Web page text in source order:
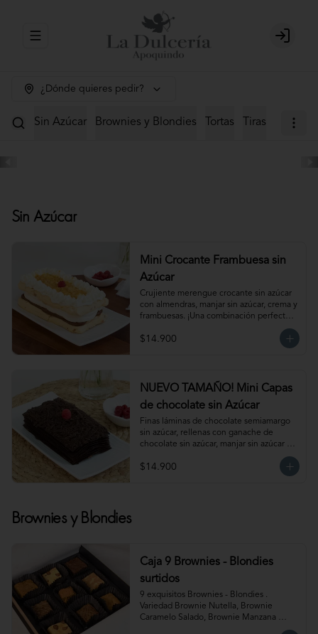
Abrir menu de navegación Login
¿Dónde quieres pedir?
Sin Azúcar Brownies y Blondies Tortas Tiras Mini
Sin Azúcar
Mini Crocante Frambuesa sin
Azúcar
Crujiente merengue crocante sin azúcar
con almendras, manjar sin azúcar, crema y
frambuesas. ¡Una combinación perfecta!
Para 6 personas. Producto congelado, se
recomienda descongelar de 1 hora a
$14.900
NUEVO TAMAÑO! Mini Capas
de chocolate sin Azúcar
Finas láminas de chocolate semiamargo
sin azúcar, rellenas con ganache de
chocolate sin azúcar, manjar sin azúcar y
¡Simplemente irresistible!
Para 6-8 personas. Producto congelado,
$14.900
Brownies y Blondies
Caja 9 Brownies - Blondies
surtidos
9 exquisitos Brownies - Blondies .
Variedad Brownie Nutella, Brownie
Caramelo Salado, Brownie Manzana
Canela, Blondie Galleta Lotus, Blondie